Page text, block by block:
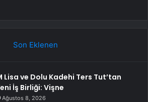
Son Eklenen
Lisa ve Dolu Kadehi Ters Tut’tan
İş Birliği: Vişne
Ağustos 8, 2026